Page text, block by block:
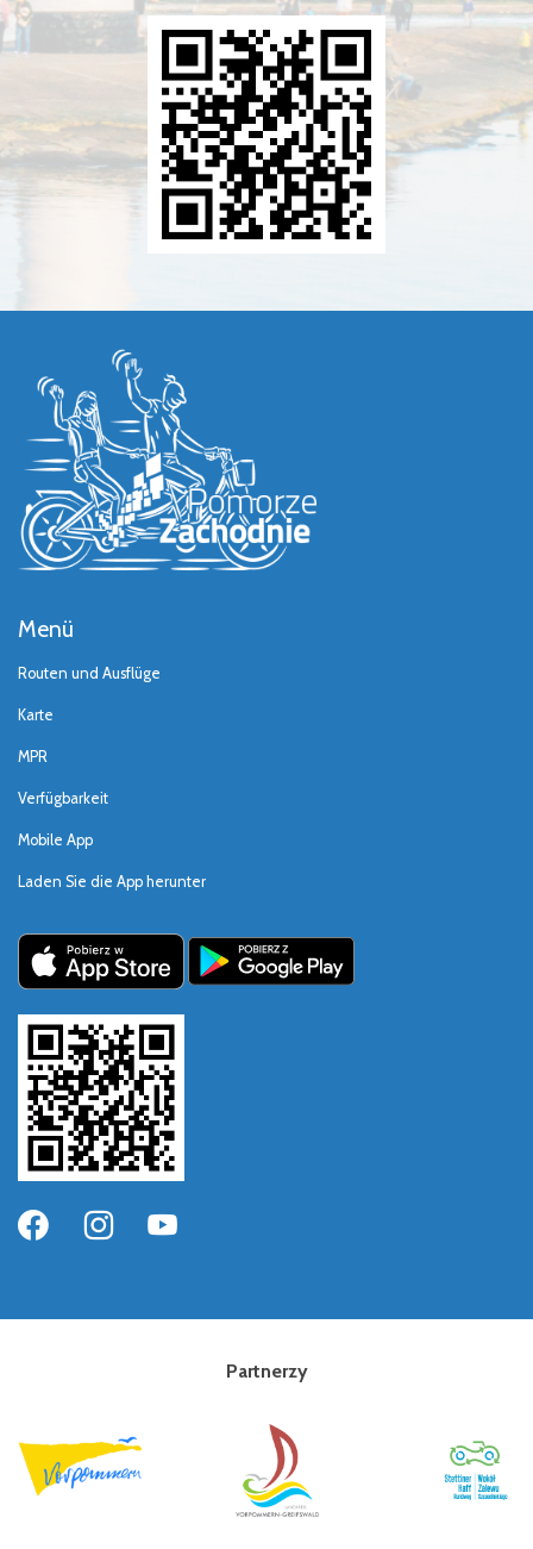
Menü
Routen und Ausflüge
Karte
MPR
Verfügbarkeit
Mobile App
Laden Sie die App herunter
Partnerzy